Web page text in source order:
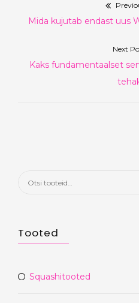
Navigeerimine
Previous
Mida kujutab endast uus
Next
Next
Kaks fundamentaalset
Otsi:
Tooted
Squashitooted